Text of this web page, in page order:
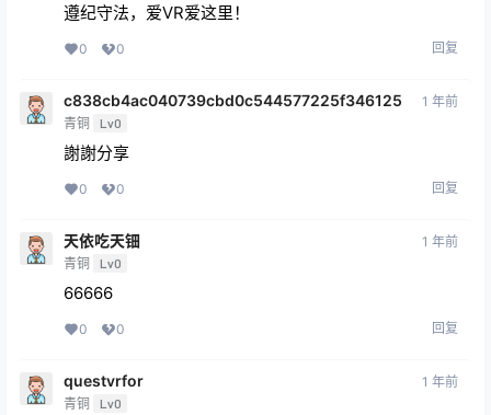
遵纪守法，爱VR爱这里！
0 0 回复
c838cb4ac040739cbd0c544577225f346125
青铜 Lv0
1 年前
謝謝分享
0 0 回复
天依吃天钿
青铜 Lv0
1 年前
66666
0 0 回复
questvrfor
青铜 Lv0
1 年前